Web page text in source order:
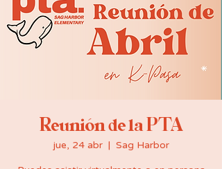
Reunión de la PTA
jue, 24 abr
  |
Sag Harbor